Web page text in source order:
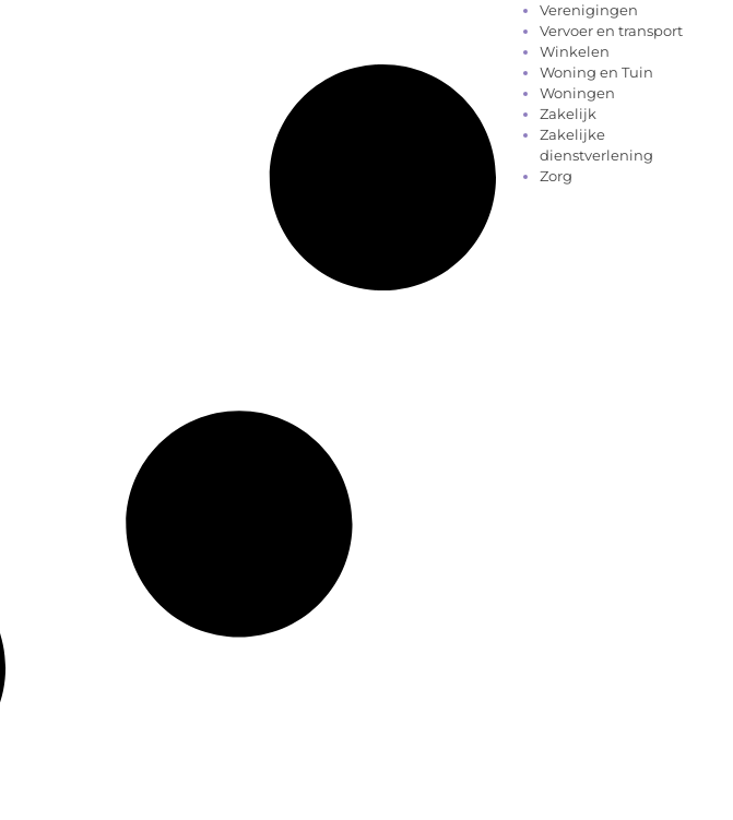
Verenigingen
Vervoer en transport
Winkelen
Woning en Tuin
Woningen
Zakelijk
Zakelijke
dienstverlening
Zorg